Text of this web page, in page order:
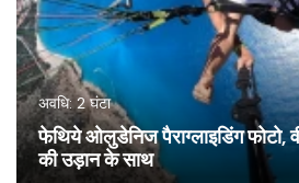
अवधि: 2 घंटा
फेथिये ओलुडेनिज पैराग्लाइडिंग फोटो,
की उड़ान के साथ